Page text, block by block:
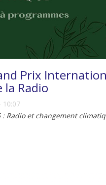
Prix
la Radio
10:07
: Radio et changement